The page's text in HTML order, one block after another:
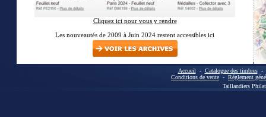
Cliquez ici pour vous y rendre
Les nouveautés de 2009 à Juin 2024 restent accessibles ici
Accueil - Catalogue des timbres-
Conditions de vente - Réglement
Taillandiers